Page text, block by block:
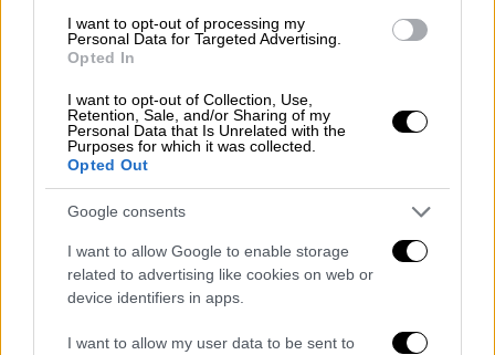
I want to opt-out of processing my
Personal Data for Targeted Advertising.
Opted In
I want to opt-out of Collection, Use,
Retention, Sale, and/or Sharing of my
Personal Data that Is Unrelated with the
Purposes for which it was collected.
Opted Out
Google consents
I want to allow Google to enable storage
related to advertising like cookies on web or
device identifiers in apps.
I want to allow my user data to be sent to
«Ένας θρύλος»
θρύλο της μουσικής και τόνισε πως
προσέγγισε τον ρόλο με σεβασμό και
ευθύνη. Η μεταμόρφωσή του στο σόου, σε
συνδυασμό με την ερμηνεία του, αποτέλεσε
για τον ίδιο μια ιδιαίτερη στιγμή τιμής προς
έναν καλλιτέχνη που άφησε ισχυρό
αποτύπωμα.